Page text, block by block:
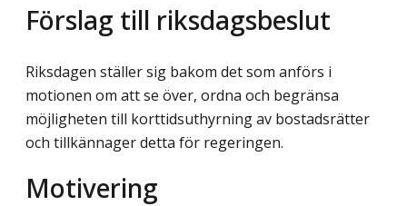
Förslag till riksdagsbeslut
Riksdagen ställer sig bakom det som anförs i
motionen om att se över, ordna och begränsa
möjligheten till korttidsuthyrning av bostadsrätter
och tillkännager detta för regeringen.
Motivering